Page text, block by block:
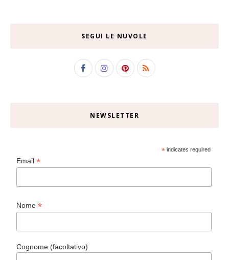
SEGUI LE NUVOLE
NEWSLETTER
* indicates required
Email*
Nome*
Cognome (facoltativo)